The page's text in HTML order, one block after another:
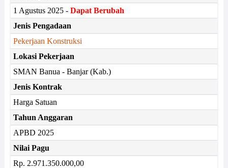
1 Agustus 2025 - Dapat Berubah
Jenis Pengadaan
Pekerjaan Konstruksi
Lokasi Pekerjaan
SMAN Banua - Banjar (Kab.)
Jenis Kontrak
Harga Satuan
Tahun Anggaran
APBD 2025
Nilai Pagu
Rp. 2.971.350.000,00